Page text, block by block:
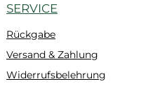
SERVICE
Rückgabe
Versand & Zahlung
Widerrufsbelehrung